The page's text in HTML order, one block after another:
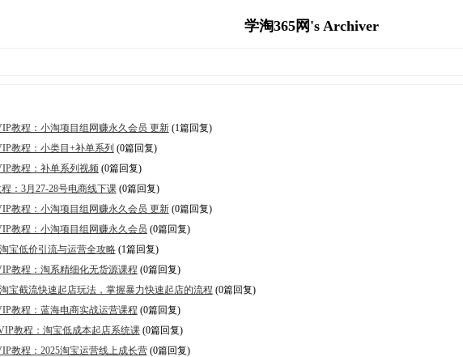
学淘365网's Archiver
教程：小淘项目组网赚永久会员 更新(1篇回复)
教程：小类目+补单系列 (0篇回复)
教程：补单系列视频(0篇回复)
：3月27-28号电商线下课(0篇回复)
教程：小淘项目组网赚永久会员 更新(0篇回复)
教程：小淘项目组网赚永久会员 (0篇回复)
宝低价引流与运营全攻略(1篇回复)
教程：淘系精细化无货源课程 (0篇回复)
宝截流快速起店玩法，掌握暴力快速起店的流程 (0篇回复)
教程：蓝海电商实战运营课程 (0篇回复)
教程：淘宝低成本起店系统课(0篇回复)
教程：2025淘宝运营线上成长营(0篇回复)